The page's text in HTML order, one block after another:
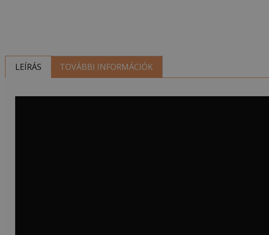
LEÍRÁS TOVÁBBI INFORMÁCIÓK